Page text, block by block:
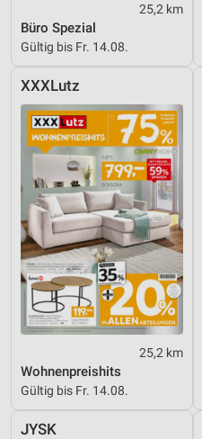
25,2 km
Büro Spezial
Gültig bis Fr. 14.08.
XXXLutz
25,2 km
Wohnenpreishits
Gültig bis Fr. 14.08.
JYSK